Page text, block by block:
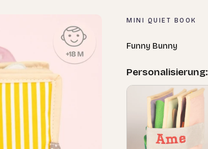
MINI QUIET BOOK
Funny Bunny
Personalisierung: